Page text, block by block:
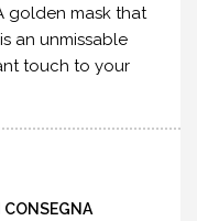
golden mask that
an unmissable
touch to your
CONSEGNA